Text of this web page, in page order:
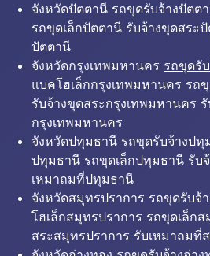
จังหวัดปัตตานี รถขุดรับจ้างปัตต
รถขุดเล็กปัตตานี รับจ้างขุดสระ
ปัตตานี
จังหวัดกรุงเทพมหานคร รถขุดรั
แบคโฮเล็กกรุงเทพมหานคร รถ
รับจ้างขุดสระกรุงเทพมหานคร
กรุงเทพมหานคร
จังหวัดปทุมธานี รถขุดรับจ้างปทุ
ปทุมธานี รถขุดเล็กปทุมธานี รับ
เหมาถมที่ปทุมธานี
จังหวัดสมุทรปราการ รถขุดรับจ้
โฮเล็กสมุทรปราการ รถขุดเล็ก
สระสมุทรปราการ รับเหมาถมที่